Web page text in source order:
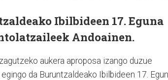
Ibilbideen 17. Eguna
Andoainen.
aukera aproposa izango duzue
da Buruntzaldeako Ibilbideen 17.